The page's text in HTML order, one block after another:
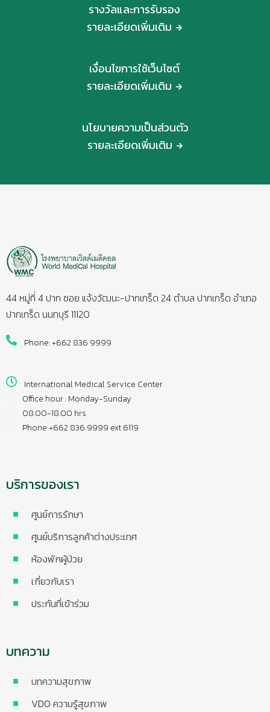
รางวัลและการรับรอง
รายละเอียดเพิ่มเติม
เงื่อนไขการใช้เว็บไซต์
รายละเอียดเพิ่มเติม
นโยบายความเป็นส่วนตัว
รายละเอียดเพิ่มเติม
44 หมู่ที่ 4 ปาก ซอย แจ้งวัฒนะ-ปากเกร็ด 24 ตำบล ปากเกร็ด อำเภอ
ปากเกร็ด นนทบุรี 11120
Phone: +662 836 9999
International Medical Service Center
Office hour : Monday-Sunday
08.00-18.00 hrs
Phone +662 836 9999 ext 6119
บริการของเรา
ศูนย์การรักษา
ศูนย์บริการลูกค้าต่างประเทศ
ห้องพักผู้ป่วย
เกี่ยวกับเรา
ประกันที่เข้าร่วม
บทความ
บทความสุขภาพ
VDO ความรู้สุขภาพ